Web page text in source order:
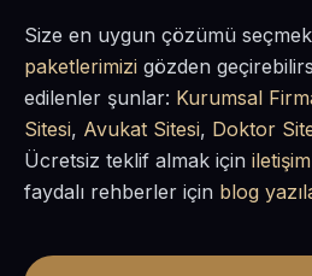
Size en uygun çözümü
paketlerimizi gözden
edilenler şunlar: Kurumsal
Sitesi, Avukat Sitesi, Doktor
Ücretsiz teklif almak için
faydalı rehberler için blog